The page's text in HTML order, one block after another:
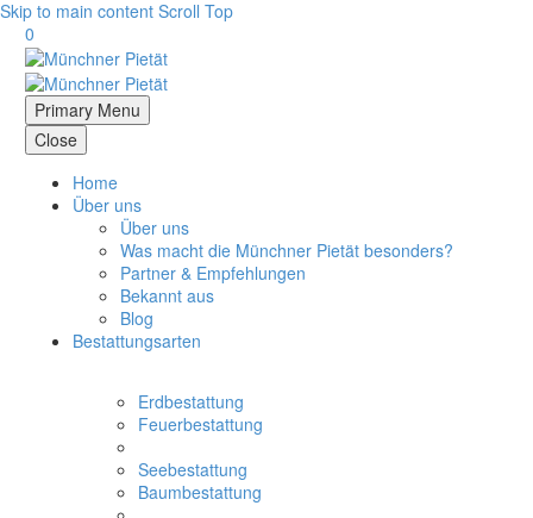
Skip to main content Scroll Top
0
Primary Menu
Close
Home
Über uns
Über uns
Was macht die Münchner Pietät besonders?
Partner & Empfehlungen
Bekannt aus
Blog
Bestattungsarten
Erdbestattung
Feuerbestattung
Seebestattung
Baumbestattung